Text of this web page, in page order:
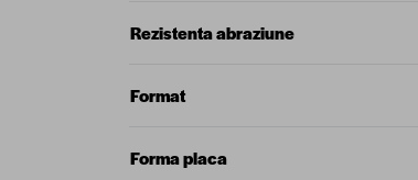
Rezistenta abraziune
Format
Forma placa